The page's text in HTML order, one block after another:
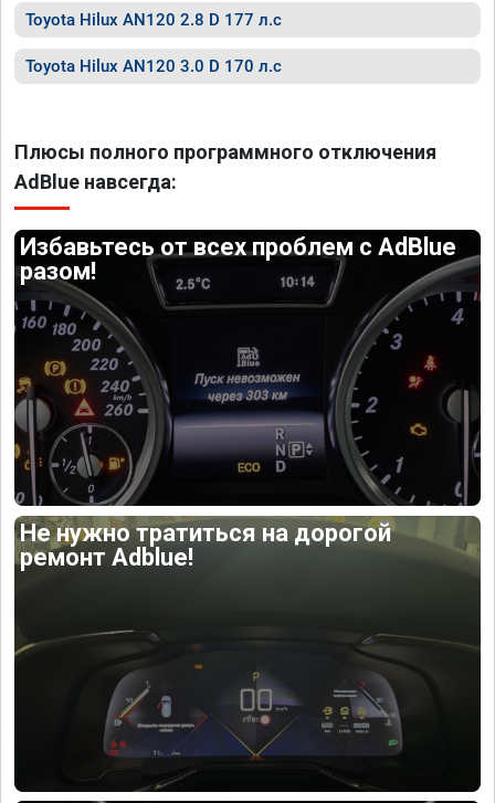
Toyota Hilux AN120 2.8 D 177 л.с
Toyota Hilux AN120 3.0 D 170 л.с
Плюсы полного программного отключения
AdBlue навсегда:
Избавьтесь от всех проблем с AdBlue
разом!
Не нужно тратиться на дорогой
ремонт Adblue!